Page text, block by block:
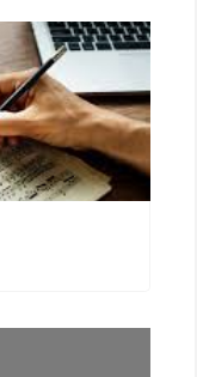
bideoa Hamaika